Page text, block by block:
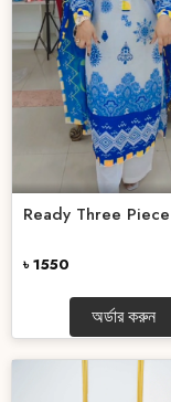
Ready Three Piece
৳ 1550
অর্ডার করুন